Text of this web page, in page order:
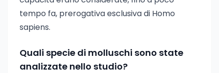
tempo fa, prerogativa esclusiva di Homo
sapiens.
Quali specie di molluschi sono state
analizzate nello studio?